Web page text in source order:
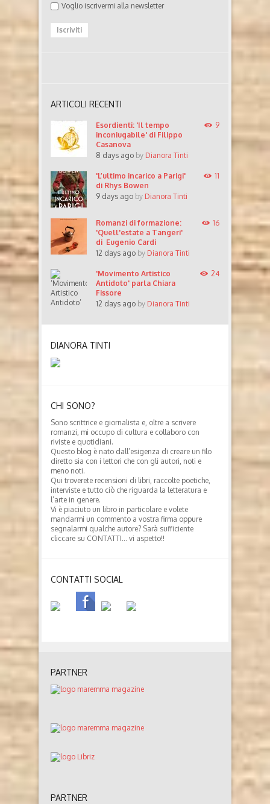
Voglio iscrivermi alla newsletter
ARTICOLI RECENTI
Esordienti: 'Il tempo
inconiugabile' di Filippo
Casanova
8 days ago by Dianora Tinti
9
'L’ultimo incarico a Parigi'
di Rhys Bowen
9 days ago by Dianora Tinti
11
Romanzi di formazione:
'Quell'estate a Tangeri'
di Eugenio Cardi
12 days ago by Dianora Tinti
16
'Movimento Artistico
Antidoto' parla Chiara
Fissore
12 days ago by Dianora Tinti
24
DIANORA TINTI
CHI SONO?
Sono scrittrice e giornalista e, oltre a scrivere
romanzi, mi occupo di cultura e collaboro con
riviste e quotidiani.
Questo blog è nato dall’esigenza di creare un filo
diretto sia con i lettori che con gli autori, noti e
meno noti.
Qui troverete recensioni di libri, raccolte poetiche,
interviste e tutto ciò che riguarda la letteratura e
l’arte in genere.
Vi è piaciuto un libro in particolare e volete
mandarmi un commento a vostra firma oppure
segnalarmi qualche autore? Sarà sufficiente
cliccare su CONTATTI… vi aspetto!!
CONTATTI SOCIAL
PARTNER
PARTNER